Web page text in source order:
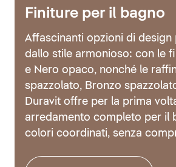
Finiture per il bagno
Affascinanti opzioni di design
dallo stile armonioso: con le
e Nero opaco, nonché le
spazzolato, Bronzo
Duravit offre per la prima
arredamento completo per il
colori coordinati, senza